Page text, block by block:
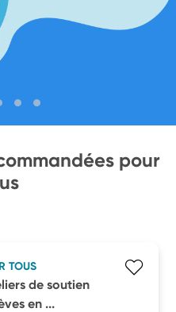
pour
TOUS
de soutien
en ...